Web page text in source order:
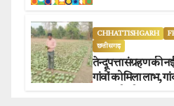
CHHATTISHGARH
छत्तीसगढ़
तेन्दूपत्ता संग्रहण की
गांवों को मिला लाभ,